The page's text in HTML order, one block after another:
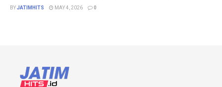
BYJATIMHITS MAY 4, 2026 0